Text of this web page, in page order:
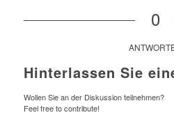
0
Hinterlassen Sie
Wollen Sie an der Diskussion teilnehmen?
Feel free to contribute!